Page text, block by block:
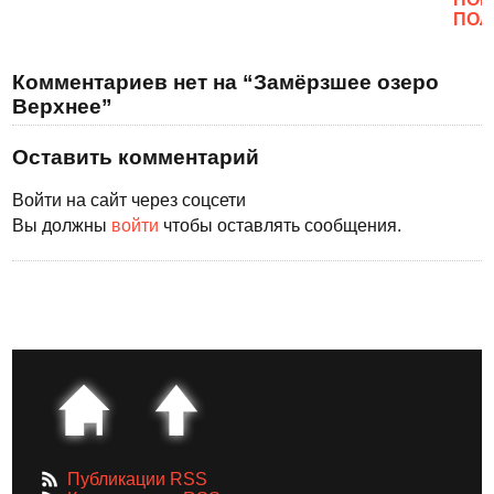
Комментариев нет на “Замёрзшее озеро
Верхнее”
Оставить комментарий
Войти на сайт через соцсети
Вы должны войти чтобы оставлять сообщения.
Публикации RSS